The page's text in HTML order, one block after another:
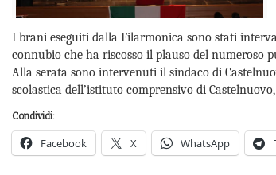
I brani eseguiti dalla Filarmonica sono stati
connubio che ha riscosso il plauso del numeroso
Alla serata sono intervenuti il sindaco di
scolastica dell’istituto comprensivo di
Condividi:
Facebook X WhatsApp